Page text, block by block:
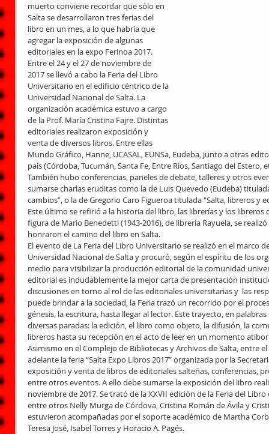
muerto conviene recordar que sólo en
Salta se desarrollaron tres ferias del
libro en un mes, a lo que habría que
agregar la exposición de algunas
editoriales en la expo Ferinoa 2017.
Entre el 24 y el 27 de noviembre de
2017 se llevó a cabo la Feria del Libro
Universitario en el edificio céntrico de la
Universidad Nacional de Salta. La
organización académica estuvo a cargo
de la Prof. María Cristina Fajre. Distintas
editoriales realizaron exposición y
venta de diversos libros. Entre ellas
Mundo Gráfico, Hanne, UCASAL, EUNSa, Eudeba, junto a otras
país (Córdoba, Tucumán, Santa Fe, Entre Ríos, Santiago del Estero,
También hubo conferencias, paneles de debate, talleres y otros
sumarse charlas eruditas como la de Luis Quevedo (Eudeba)
cambios”, o la de Gregorio Caro Figueroa titulada “Salta, libreros y
Este último se refirió a la historia del libro, las librerías y los libreros
figura de Mario Benedetti (1943-2016), de librería Rayuela, se
honraron el camino del libro en Salta.
El evento de La Feria del Libro Universitario se realizó en el marco
Universidad Nacional de Salta y procuró, según el espíritu de los
medio para visibilizar la producción editorial de la comunidad
editorial es indudablemente la mejor carta de presentación
discusiones en torno al rol de las editoriales universitarias y  las
puede brindar a la sociedad, la Feria trazó un recorrido por el
génesis, la escritura, hasta llegar al lector. Este trayecto, en
diversas paradas: la edición, el libro como objeto, la difusión, la
libreros hasta su recepción en el acto de leer en un momento
Asimismo en el Complejo de Bibliotecas y Archivos de Salta, entre
adelante la feria “Salta Expo Libros 2017” organizada por la
exposición y venta de libros de editoriales salteñas, conferencias,
entre otros eventos. A ello debe sumarse la exposición del libro
noviembre de 2017. Se trató de la XXVII edición de la Feria del
entre otros Nelly Murga de Córdova, Cristina Román de Ávila y
estuvieron acompañadas por el soporte académico de Martha
Teresa José, Isabel Torres y Horacio A. Pagés.